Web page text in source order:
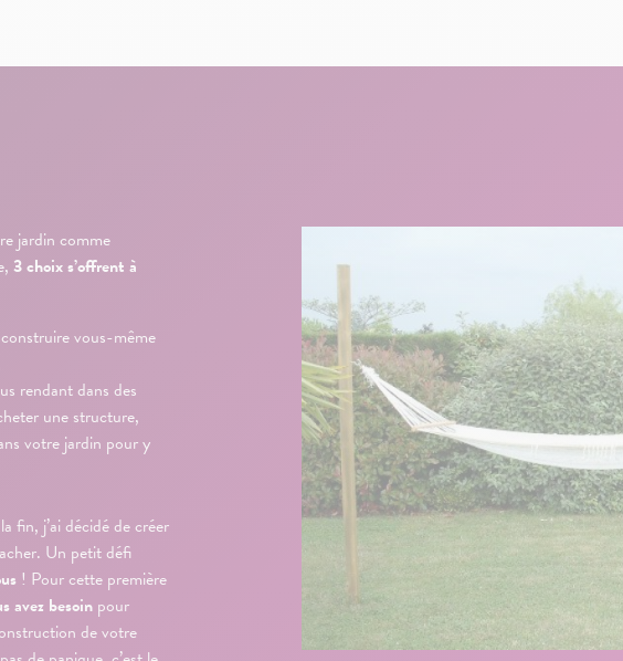
jardin comme
3 choix s’offrent à
vous-même
rendant dans des
une structure,
votre jardin pour y
fin, j’ai décidé de créer
Un petit défi
! Pour cette première
avez besoin pour
de votre